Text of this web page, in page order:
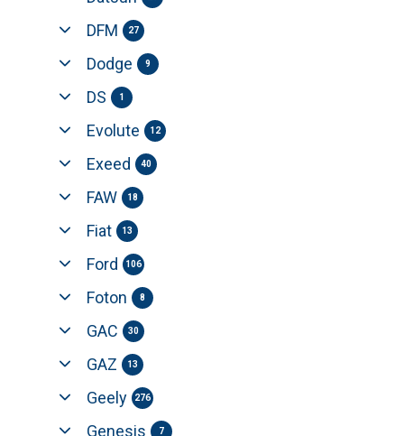
DFM 27
Dodge 9
DS 1
Evolute 12
Exeed 40
FAW 18
Fiat 13
Ford 106
Foton 8
GAC 30
GAZ 13
Geely 276
Genesis 7